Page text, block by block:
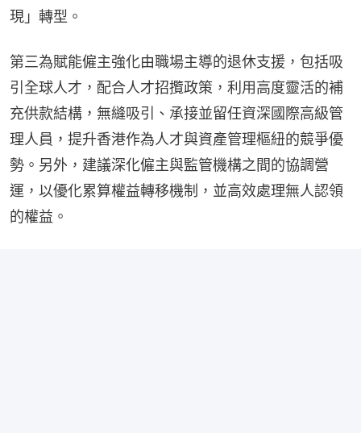
現」轉型。
第三為賦能僱主強化由職場主導的退休支援，包括吸
引全球人才，配合人才招攬政策，利用高度靈活的補
充供款結構，無縫吸引、承接並留任資深國際高級管
理人員，提升香港作為人才與資產管理樞紐的競爭優
勢。另外，建議深化僱主與監管機構之間的協調營
運，以優化累算權益轉移機制，並高效處理無人認領
的權益。